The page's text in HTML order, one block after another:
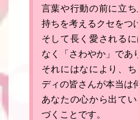
言葉や行動の前に立
持ちを考えるクセをつ
そして長く愛される
なく「 さわやか」であ
それにはなにより、
ディの皆さんが本当は
あなたの心から出て
づくことです。